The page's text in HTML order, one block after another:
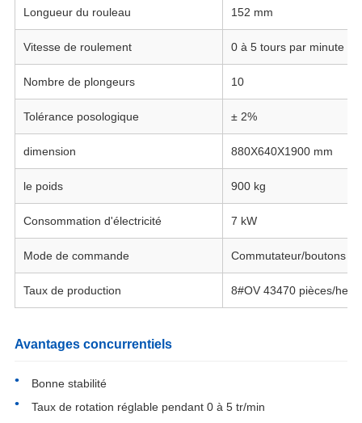
Longueur du rouleau 152 mm
Vitesse de roulement 0 à 5 tours par minute
Nombre de plongeurs 10
Tolérance posologique ± 2%
dimension 880X640X1900 mm
le poids 900 kg
Consommation d'électricité 7 kW
Mode de commande Commutateur/boutons
Taux de production 8#OV 43470 pièces/
Avantages concurrentiels
Bonne stabilité
Taux de rotation réglable pendant 0 à 5 tr/min